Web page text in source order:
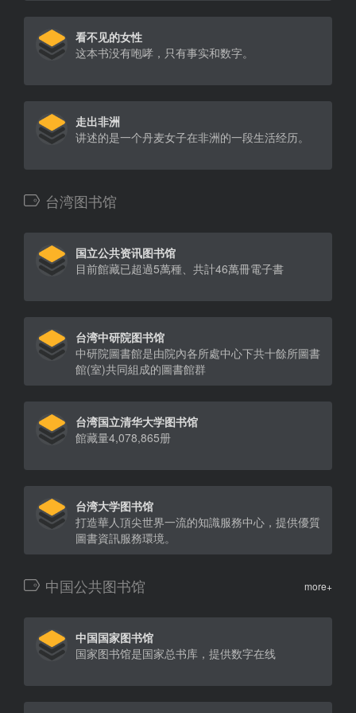
看不见的女性
这本书没有咆哮，只有事实和数字。
走出非洲
讲述的是一个丹麦女子在非洲的一段生活经历。
台湾图书馆
国立公共资讯图书馆
目前館藏已超過5萬種、共計46萬冊電子書
台湾中研院图书馆
中研院圖書館是由院內各所處中心下共十餘所圖書
館(室)共同組成的圖書館群
台湾国立清华大学图书馆
館藏量4,078,865册
台湾大学图书馆
打造華人頂尖世界一流的知識服務中心，提供優質
圖書資訊服務環境。
中国公共图书馆 more+
中国国家图书馆
国家图书馆是国家总书库，提供数字在线